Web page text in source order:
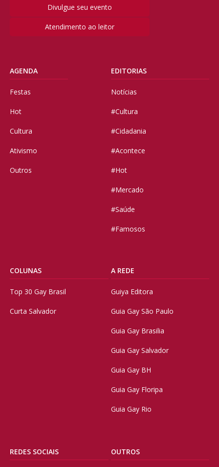
Divulgue seu evento
Atendimento ao leitor
AGENDA
Festas
Hot
Cultura
Ativismo
Outros
EDITORIAS
Notícias
#Cultura
#Cidadania
#Acontece
#Hot
#Mercado
#Saúde
#Famosos
COLUNAS
Top 30 Gay Brasil
Curta Salvador
A REDE
Guiya Editora
Guia Gay São Paulo
Guia Gay Brasilia
Guia Gay Salvador
Guia Gay BH
Guia Gay Floripa
Guia Gay Rio
REDES SOCIAIS OUTROS